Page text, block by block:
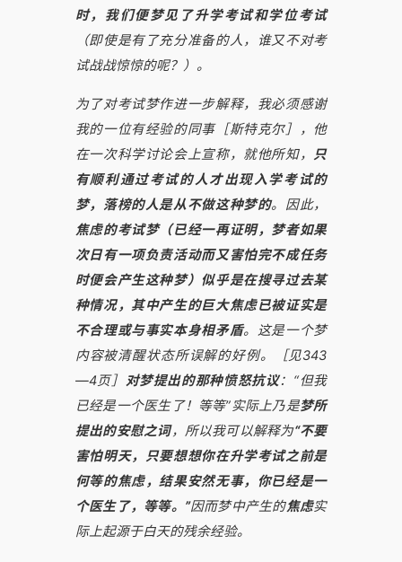
时，我们便梦见了升学考试和学位考试
（即使是有了充分准备的人，谁又不对考
试战战惊惊的呢？）。
为了对考试梦作进一步解释，我必须感谢
我的一位有经验的同事［斯特克尔］，他
在一次科学讨论会上宣称，就他所知， 只
有顺利通过考试的人才出现入学考试的
梦，落榜的人是从不做这种梦的。因此，
焦虑的考试梦（已经一再证明，梦者如果
次日有一项负责活动而又害怕完不成任务
时便会产生这种梦）似乎是在搜寻过去某
种情况，其中产生的巨大焦虑已被证实是
不合理或与事实本身相矛盾。这是一个梦
内容被清醒状态所误解的好例。［见343
—4页］ 对梦提出的那种愤怒抗议：“但我
已经是一个医生了！等等”实际上乃是梦所
提出的安慰之词，所以我可以解释为“不要
害怕明天，只要想想你在升学考试之前是
何等的焦虑，结果安然无事，你已经是一
个医生了，等等。”因而梦中产生的焦虑实
际上起源于白天的残余经验。